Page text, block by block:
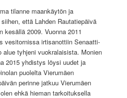
tilanne maankäytön ja
että Lahden Rautatiepäivä
kesällä 2009. Vuonna 2011
vesitornissa irtisanottiin Senaatti-
tyhjeni vuokralaisista. Monien
2015 yhdistys löysi uudet ja
puolelta Vierumäen
perinne jatkuu Vierumäen
ehkä hieman tarkoituksella